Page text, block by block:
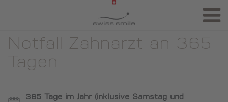
Notfall Zahnarzt an 365
Tagen
365 Tage im Jahr (inklusive Samstag und